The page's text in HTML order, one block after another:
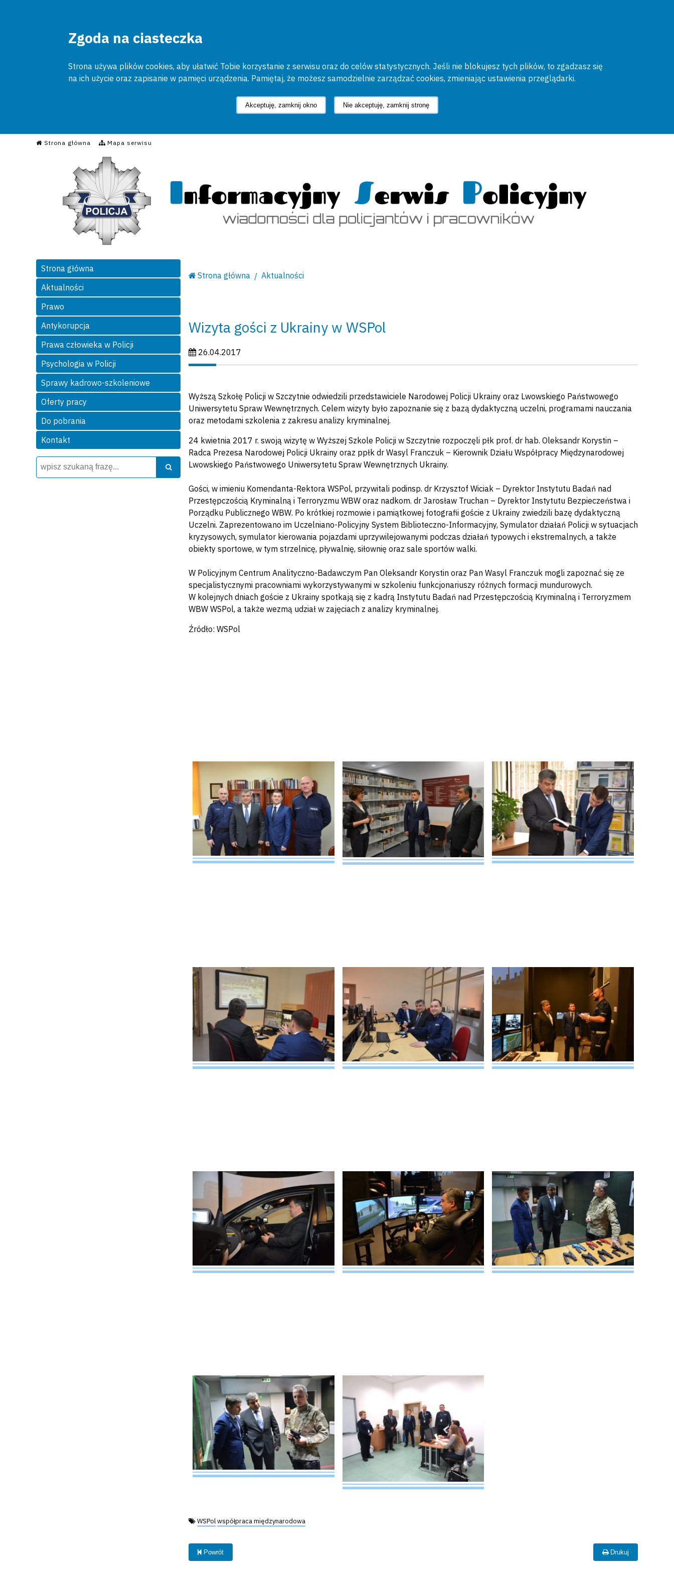
Zgoda na ciasteczka
Strona używa plików cookies, aby ułatwić Tobie korzystanie z serwisu oraz do celów statystycznych. Jeśli nie blokujesz tych plików, to zgadzasz się
na ich użycie oraz zapisanie w pamięci urządzenia. Pamiętaj, że możesz samodzielnie zarządzać cookies, zmieniając ustawienia przeglądarki.
Akceptuję, zamknij okno Nie akceptuję, zamknij stronę
Strona główna Mapa serwisu
Informacyjny Serwis Policyjny
Strona główna
Aktualności
Prawo
Antykorupcja
Prawa człowieka w Policji
Psychologia w Policji
Sprawy kadrowo-szkoleniowe
Oferty pracy
Do pobrania
Kontakt
Wyszukiwarka
Szukaj Szukaj
Strona główna Aktualności
Wizyta gości z Ukrainy w WSPol
Data publikacji:
26.04.2017
Wyższą Szkołę Policji w Szczytnie odwiedzili przedstawiciele Narodowej Policji Ukrainy oraz Lwowskiego Państwowego
Uniwersytetu Spraw Wewnętrznych. Celem wizyty było zapoznanie się z bazą dydaktyczną uczelni, programami nauczania
oraz metodami szkolenia z zakresu analizy kryminalnej.
24 kwietnia 2017 r. swoją wizytę w Wyższej Szkole Policji w Szczytnie rozpoczęli płk prof. dr hab. Oleksandr Korystin –
Radca Prezesa Narodowej Policji Ukrainy oraz ppłk dr Wasyl Franczuk – Kierownik Działu Współpracy Międzynarodowej
Lwowskiego Państwowego Uniwersytetu Spraw Wewnętrznych Ukrainy.
Gości, w imieniu Komendanta-Rektora WSPol, przywitali podinsp. dr Krzysztof Wiciak – Dyrektor Instytutu Badań nad
Przestępczością Kryminalną i Terroryzmu WBW oraz nadkom. dr Jarosław Truchan – Dyrektor Instytutu Bezpieczeństwa i
Porządku Publicznego WBW. Po krótkiej rozmowie i pamiątkowej fotografii goście z Ukrainy zwiedzili bazę dydaktyczną
Uczelni. Zaprezentowano im Uczelniano-Policyjny System Biblioteczno-Informacyjny, Symulator działań Policji w sytuacjach
kryzysowych, symulator kierowania pojazdami uprzywilejowanymi podczas działań typowych i ekstremalnych, a także
obiekty sportowe, w tym strzelnicę, pływalnię, siłownię oraz sale sportów walki.
W Policyjnym Centrum Analityczno-Badawczym Pan Oleksandr Korystin oraz Pan Wasyl Franczuk mogli zapoznać się ze
specjalistycznymi pracowniami wykorzystywanymi w szkoleniu funkcjonariuszy różnych formacji mundurowych.
W kolejnych dniach goście z Ukrainy spotkają się z kadrą Instytutu Badań nad Przestępczością Kryminalną i Terroryzmem
WBW WSPol, a także wezmą udział w zajęciach z analizy kryminalnej.
Źródło: WSPol
Tagi:
WSPolwspółpraca międzynarodowa
Powrót Drukuj